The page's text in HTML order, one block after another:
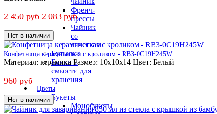
Френч-
прессы
Чайник
со
свистком
Бутылки
Банки и
емкости для
хранения
Цветы
Букеты
Монобукеты
2 450 руб 2 083 руб
Нет в наличии
Конфетница керамическая с кроликом - RB3-0C19H245W
Материал: керамика Размер: 10х10х14 Цвет: Белый
960 руб
Нет в наличии